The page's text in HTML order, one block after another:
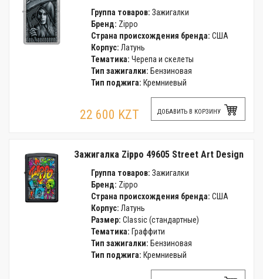
Группа товаров: Зажигалки
Бренд: Zippo
Страна происхождения бренда: США
Корпус: Латунь
Тематика: Черепа и скелеты
Тип зажигалки: Бензиновая
Тип поджига: Кремниевый
22 600 KZT ДОБАВИТЬ В КОРЗИНУ
Зажигалка Zippo 49605 Street Art Design
Группа товаров: Зажигалки
Бренд: Zippo
Страна происхождения бренда: США
Корпус: Латунь
Размер: Classic (стандартные)
Тематика: Граффити
Тип зажигалки: Бензиновая
Тип поджига: Кремниевый